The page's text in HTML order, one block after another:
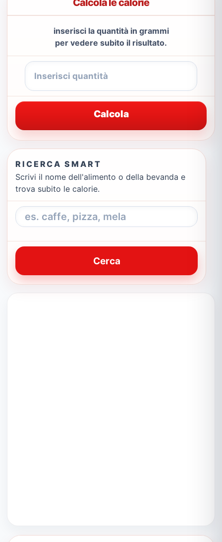
Calcola le calorie
inserisci la quantità in grammi
per vedere subito il risultato.
Calcola
RICERCA SMART
Scrivi il nome dell'alimento o della bevanda e
trova subito le calorie.
Cerca